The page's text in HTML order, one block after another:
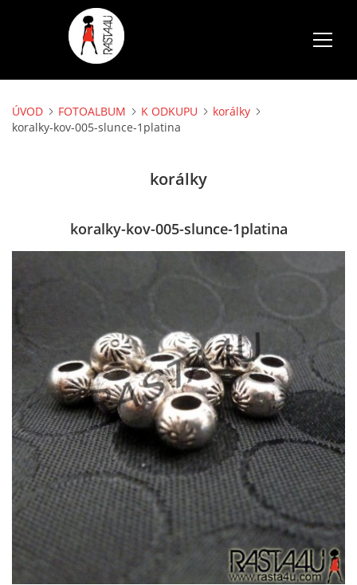
ÚVOD
VOLNÉ TERMÍNY
KONTAKT
MÍŠA
(pište, nevolejte)
+420 607875420
(pište, nevolejte)
RASTA4U@SEZNAM.CZ
PLETU NA PRAZE 8
ÚVOD FOTOALBUM K ODKUPU
korálky
koralky-kov-005-slunce-1platina
korálky
koralky-kov-005-slunce-1platina